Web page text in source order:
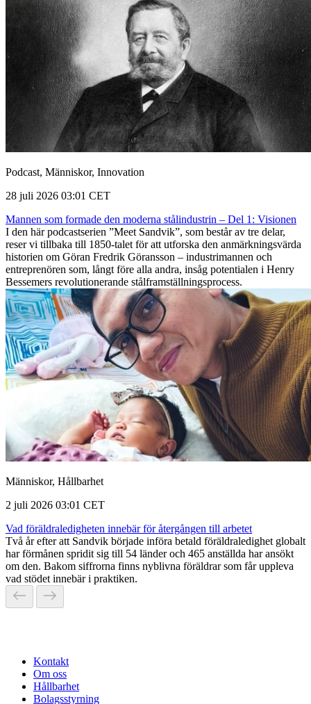
Podcast, Människor, Innovation
28 juli 2026 03:01 CET
Mannen som formade den moderna stålindustrin – Del 1: Visionen
I den här podcastserien ”Meet Sandvik”, som består av tre delar,
reser vi tillbaka till 1850-talet för att utforska den anmärkningsvärda
historien om Göran Fredrik Göransson – industrimannen och
entreprenören som, långt före alla andra, insåg potentialen i Henry
Bessemers revolutionerande stålframställningsprocess.
Människor, Hållbarhet
2 juli 2026 03:01 CET
Vad föräldraledigheten innebär för återgången till arbetet
Två år efter att Sandvik började införa betald föräldraledighet globalt
har förmånen spridit sig till 54 länder och 465 anställda har ansökt
om den. Bakom siffrorna finns nyblivna föräldrar som får uppleva
vad stödet innebär i praktiken.
Kontakt
Om oss
Hållbarhet
Bolagsstyrning